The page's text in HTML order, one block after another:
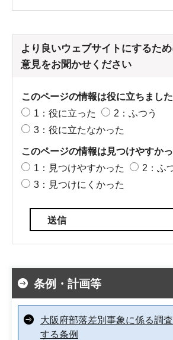
より良いウェブサイトにするた
意見をお聞かせください
このページの情報は役に立ちまし
1：役に立った
2：ふつう
3：役に立たなかった
このページの情報は見つけやすか
1：見つけやすかった
2：ふ
3：見つけにくかった
条例・計画等
大阪府部落差別事象に係る調
する条例